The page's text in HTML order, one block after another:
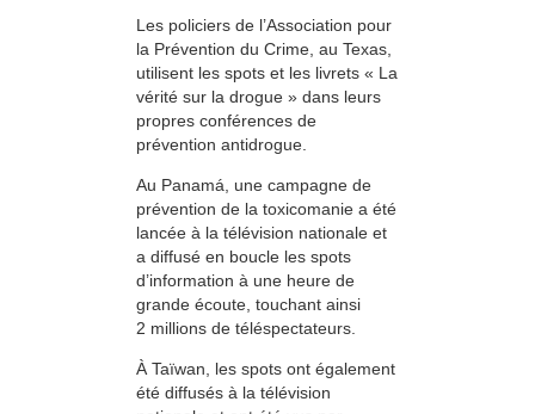
Les policiers de l’Association pour
la Prévention du Crime, au Texas,
utilisent les spots et les livrets « La
vérité sur la drogue » dans leurs
propres conférences de
prévention antidrogue.
Au Panamá, une campagne de
prévention de la toxicomanie a été
lancée à la télévision nationale et
a diffusé en boucle les spots
d’information à une heure de
grande écoute, touchant ainsi
2 millions de téléspectateurs.
À Taïwan, les spots ont également
été diffusés à la télévision